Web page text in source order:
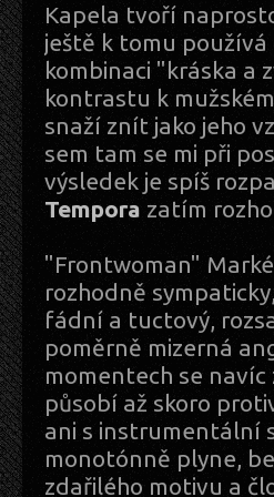
Kapela tvoří
ještě k tomu používá
kombinaci "kráska a
kontrastu k
snaží znít jako jeho
sem tam se mi při
výsledek je spíš
Tempora zatím
"Frontwoman"
rozhodně
fádní a tuctový,
poměrně mizerná
momentech se
působí až skoro
ani s instrumentální
monotónně plyne,
zdařilého motivu a